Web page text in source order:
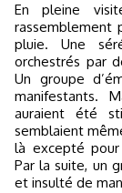
En pleine visite du président chinois en France, un
rassemblement
pluie. Une
orchestrés par
Un groupe
manifestants.
auraient été
semblaient
là excepté
Par la suite, un
et insulté de